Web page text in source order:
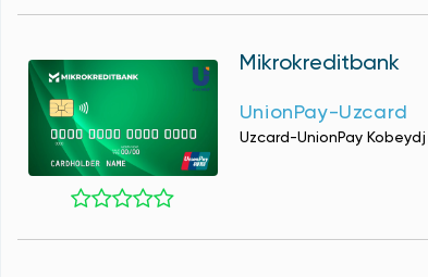
Mikrokreditbank
UnionPay-Uzcard
Uzcard-UnionPay Kobeydj